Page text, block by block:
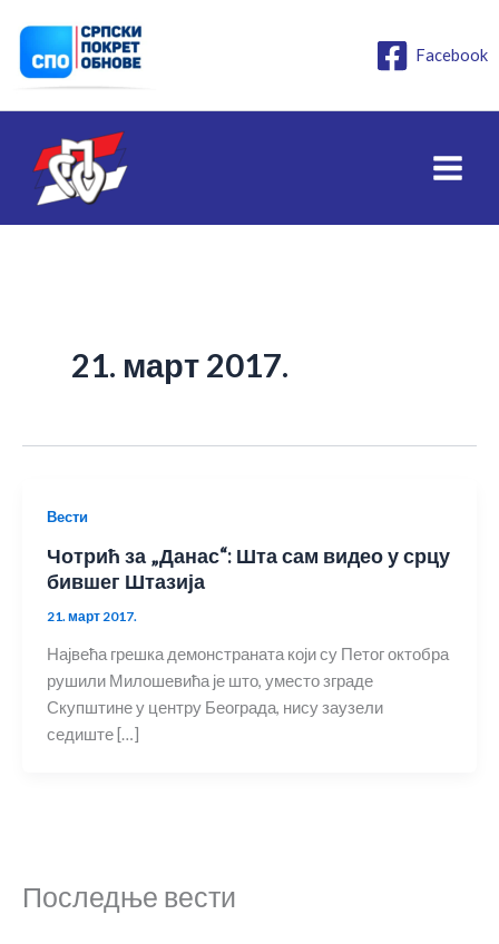
садржај
Facebook
21. март 2017.
Вести
Чотрић за „Данас“: Шта сам видео у срцу
бившег Штазија
21. март 2017.
Највећа грешка демонстраната који су Петог октобра
рушили Милошевића је што, уместо зграде
Скупштине у центру Београда, нису заузели
седиште […]
Последње вести